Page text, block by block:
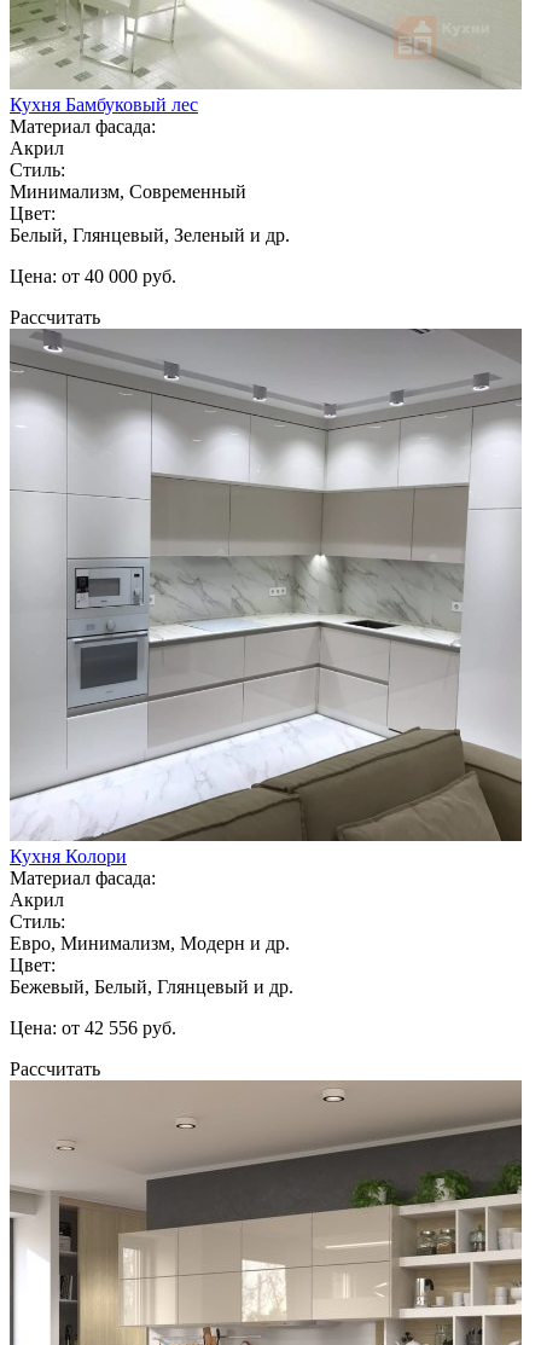
Кухня Бамбуковый лес
Материал фасада:
Акрил
Стиль:
Минимализм, Современный
Цвет:
Белый, Глянцевый, Зеленый и др.
Цена: от 40 000 руб.
Рассчитать
Кухня Колори
Материал фасада:
Акрил
Стиль:
Евро, Минимализм, Модерн и др.
Цвет:
Бежевый, Белый, Глянцевый и др.
Цена: от 42 556 руб.
Рассчитать